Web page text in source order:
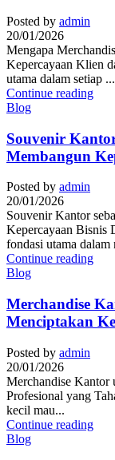
Posted by admin
20/01/2026
Mengapa
Kepercayaan Klien
utama dalam setiap ...
Continue reading
Blog
Souvenir
Membangun
Posted by admin
20/01/2026
Souvenir Kantor
Kepercayaan Bisnis
fondasi utama dalam
Continue reading
Blog
Merchandise
Menciptakan
Posted by admin
20/01/2026
Merchandise Kantor
Profesional yang
kecil mau...
Continue reading
Blog